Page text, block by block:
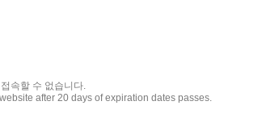
속할 수 없습니다.
after 20 days of expiration dates passes.